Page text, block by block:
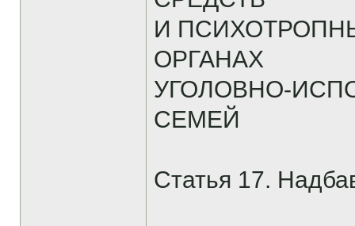
И
ОРГАНАХ
УГОЛОВНО-
СЕМЕЙ
Статья 17.